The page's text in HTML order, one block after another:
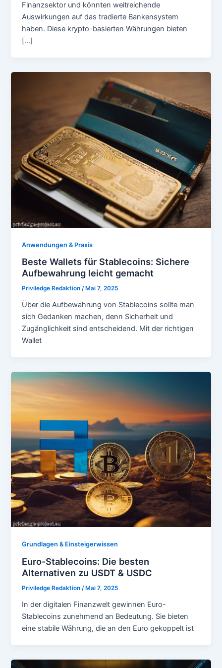
Finanzsektor und könnten weitreichende
Auswirkungen auf das tradierte Bankensystem
haben. Diese krypto-basierten Währungen bieten
[…]
Anwendungen & Praxis
Beste Wallets für Stablecoins: Sichere
Aufbewahrung leicht gemacht
Priviledge Redaktion/ Mai 7, 2025
Über die Aufbewahrung von Stablecoins sollte man
sich Gedanken machen, denn Sicherheit und
Zugänglichkeit sind entscheidend. Mit der richtigen
Wallet
Grundlagen & Einsteigerwissen
Euro-Stablecoins: Die besten
Alternativen zu USDT & USDC
Priviledge Redaktion/ Mai 7, 2025
In der digitalen Finanzwelt gewinnen Euro-
Stablecoins zunehmend an Bedeutung. Sie bieten
eine stabile Währung, die an den Euro gekoppelt ist